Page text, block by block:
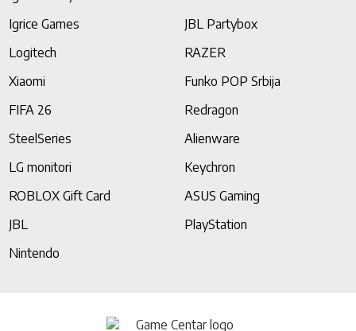
Igrice Games
JBL Partybox
Logitech
RAZER
Xiaomi
Funko POP Srbija
FIFA 26
Redragon
SteelSeries
Alienware
LG monitori
Keychron
ROBLOX Gift Card
ASUS Gaming
JBL
PlayStation
Nintendo